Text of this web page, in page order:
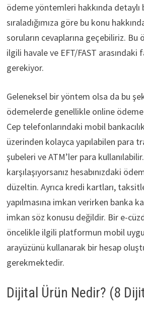
ödeme yöntemleri hakkında detaylı
sıraladığımıza göre bu konu
soruların cevaplarına geçebiliriz.
ilgili havale ve EFT/FAST arasındaki
gerekiyor.
Geleneksel bir yöntem olsa da bu
ödemelerde genellikle online ödeme
Cep telefonlarındaki mobil
üzerinden kolayca yapılabilen para
şubeleri ve ATM’ler para
karşılaşıyorsanız hesabınızdaki
düzeltin. Ayrıca kredi kartları,
yapılmasına imkan verirken banka
imkan söz konusu değildir. Bir e-
öncelikle ilgili platformun mobil
arayüzünü kullanarak bir hesap
gerekmektedir.
Dijital Ürün Nedir? (8